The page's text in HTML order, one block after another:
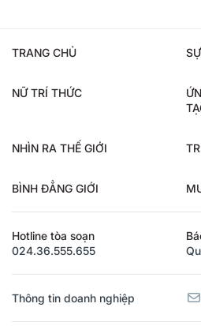
TRANG CHỦ
NỮ TRÍ THỨC
NHÌN RA THẾ GIỚI
BÌNH ĐẲNG GIỚI
Hotline tòa soạn
024.36.555.655
Thông tin doanh nghiệp